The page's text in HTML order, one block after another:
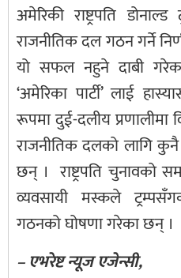
अमेरिकी राष्ट्रपति
राजनीतिक दल गठन गर्ने
यो सफल नहुने दाबी
‘अमेरिका पार्टी’ लाई
रूपमा दुई-दलीय प्रणालीमा
राजनीतिक दलको लागि
छन् । राष्ट्रपति चुनावको
व्यवसायी मस्कले
गठनको घोषणा गरेका छन् ।
– एभरेष्ट न्यूज एजेन्सी,